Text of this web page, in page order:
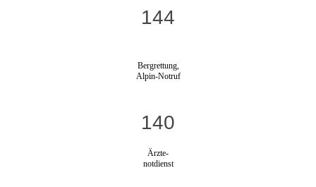
144
Bergrettung,
Alpin-Notruf
140
Ärzte-
notdienst